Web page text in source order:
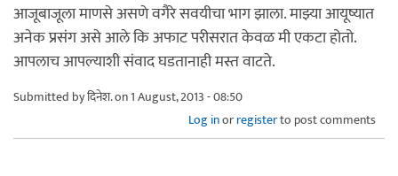
आजूबाजूला माणसे असणे वगैरे सवयीचा भाग झाला. माझ्या आयूष्यात
अनेक प्रसंग असे आले कि अफाट परीसरात केवळ मी एकटा होतो.
आपलाच आपल्याशी संवाद घडतानाही मस्त वाटते.
Submitted byदिनेश.on 1 August, 2013 - 08:50
Log inorregisterto post comments